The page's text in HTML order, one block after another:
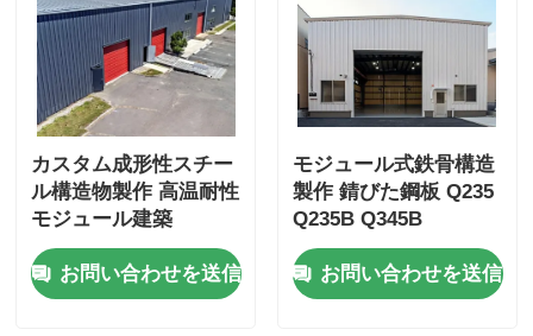
カスタム成形性スチー
ル構造物製作 高温耐性
モジュール建築
お問い合わせを送信
モジュール式鉄骨構造
製作 錆びた鋼板 Q235
Q235B Q345B
お問い合わせを送信